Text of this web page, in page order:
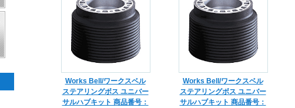
Works Bell/ワークスベル
ステアリングボス ユニバー
サルハブキット 商品番号：
Works Bell/ワークスベル
ステアリングボス ユニバー
サルハブキット 商品番号：